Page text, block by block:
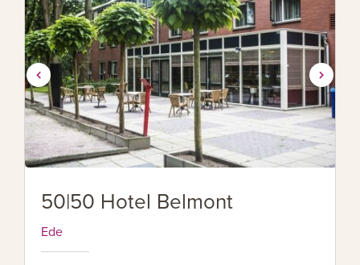
50|50 Hotel Belmont
Ede